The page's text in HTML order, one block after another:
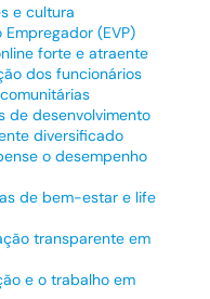
e cultura
(EVP)
forte e atraente
dos funcionários
de desenvolvimento
diversificado
o desempenho
de bem-estar e life
transparente em
e o trabalho em